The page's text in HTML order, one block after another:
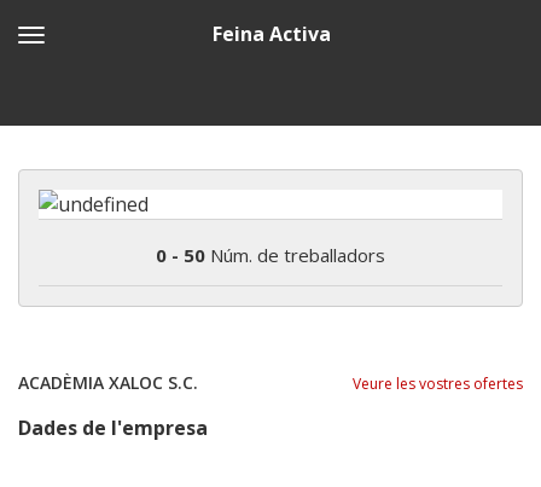
Feina Activa
0 - 50 Núm. de treballadors
ACADÈMIA XALOC S.C. Veure les vostres ofertes
Dades de l'empresa